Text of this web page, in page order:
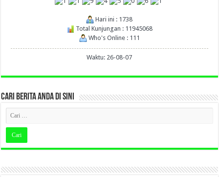
Hari ini : 1738
Total Kunjungan : 11945068
Who's Online : 111
Waktu: 26-08-07
CARI BERITA ANDA DI SINI